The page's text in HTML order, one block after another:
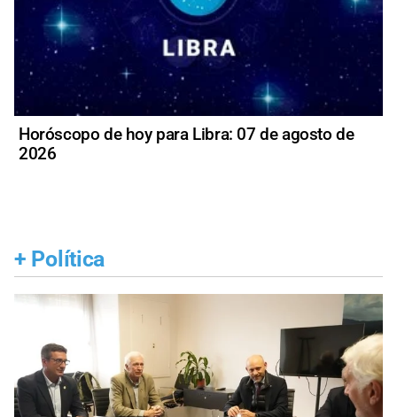
Horóscopo de hoy para Libra: 07 de agosto de
2026
+ Política